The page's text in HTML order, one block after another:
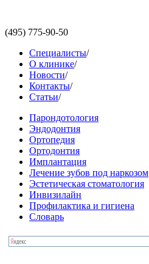
(495) 775-90-50
Специалисты/
О клинике/
Новости/
Контакты/
Статьи/
Парондотология
Эндодонтия
Ортопедия
Ортодонтия
Имплантация
Лечение зубов под наркозом
Эстетическая стоматология
Инвизилайн
Профилактика и гигиена
Словарь